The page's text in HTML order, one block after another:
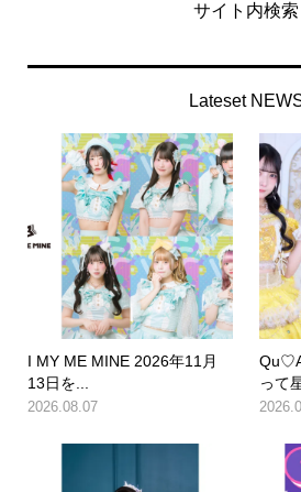
サイト内検索
Lateset
I MY ME MINE 2026年11月
13日を...
2026.08.07
って